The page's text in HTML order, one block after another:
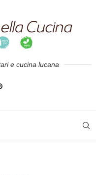
e cucina lucana